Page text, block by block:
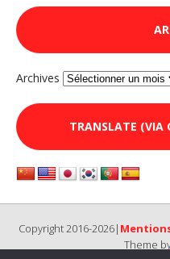
Archives
TRANSLATE (VIA
Copyright 2016-2026|
Theme